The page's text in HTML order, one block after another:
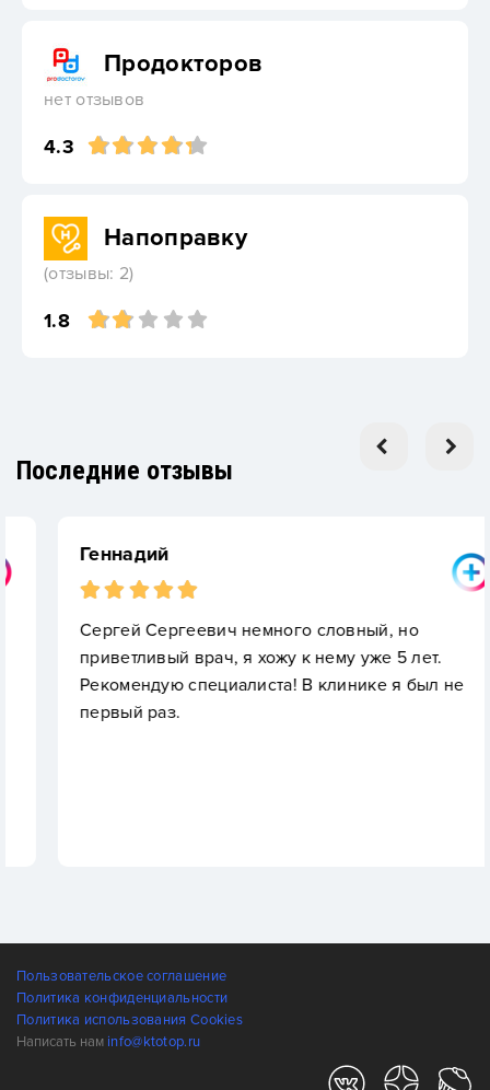
Продокторов
нет отзывов
4.3
Напоправку
(отзывы: 2)
1.8
Последние отзывы
Геннадий
Сергей Сергеевич немного словный, но
приветливый врач, я хожу к нему уже 5 лет.
Рекомендую специалиста! В клинике я был не
первый раз.
Пользовательское соглашение
Политика конфиденциальности
Политика использования Cookies
Написать нам info@ktotop.ru